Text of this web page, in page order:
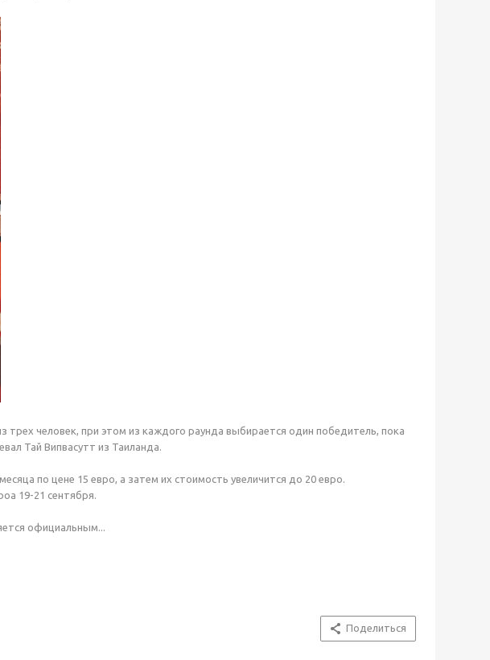
человек, при этом из каждого раунда выбирается один победитель, пока
Тай Випвасутт из Таиланда.
по цене 15 евро, а затем их стоимость увеличится до 20 евро.
19-21 сентября.
официальным...
Поделиться